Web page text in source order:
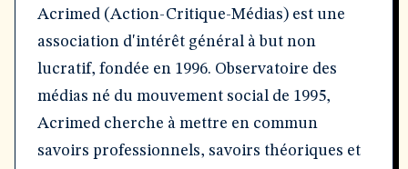
Acrimed (Action-Critique-Médias) est une
association d'intérêt général à but non
lucratif, fondée en 1996. Observatoire des
médias né du mouvement social de 1995,
Acrimed cherche à mettre en commun
savoirs professionnels, savoirs théoriques et